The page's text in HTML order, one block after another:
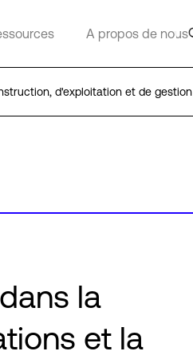
A propos de nous
d'exploitation et de gestion
la
et la